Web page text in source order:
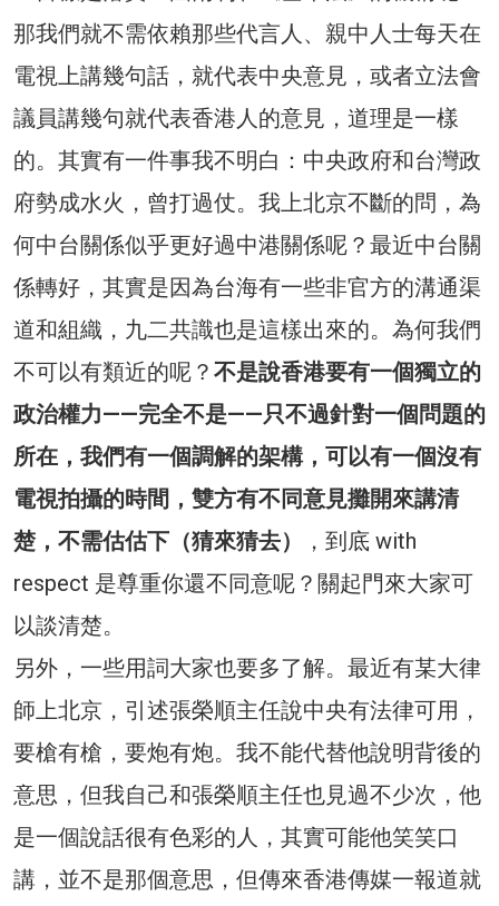
那我們就不需依賴那些代言人、親中人士每天在
電視上講幾句話，就代表中央意見，或者立法會
議員講幾句就代表香港人的意見，道理是一樣
的。其實有一件事我不明白：中央政府和台灣政
府勢成水火，曾打過仗。我上北京不斷的問，為
何中台關係似乎更好過中港關係呢？最近中台關
係轉好，其實是因為台海有一些非官方的溝通渠
道和組織，九二共識也是這樣出來的。為何我們
不可以有類近的呢？ 不是說香港要有一個獨立的
政治權力——完全不是——只不過針對一個問題的
所在，我們有一個調解的架構，可以有一個沒有
電視拍攝的時間，雙方有不同意見攤開來講清
楚，不需估估下（猜來猜去）
，到底 with
respect 是尊重你還不同意呢？關起門來大家可
以談清楚。
另外，一些用詞大家也要多了解。最近有某大律
師上北京，引述張榮順主任說中央有法律可用，
要槍有槍，要炮有炮。我不能代替他說明背後的
意思，但我自己和張榮順主任也見過不少次，他
是一個說話很有色彩的人，其實可能他笑笑口
講，並不是那個意思，但傳來香港傳媒一報道就